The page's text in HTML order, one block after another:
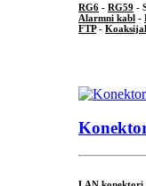
RG6 - RG59 -
Alarmni kabl -
FTP-